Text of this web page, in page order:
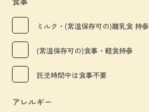
ミルク・(常温保存可の)離乳食 持参
(常温保存可の)食事・軽食持参
託児時間中は食事不要
アレルギー